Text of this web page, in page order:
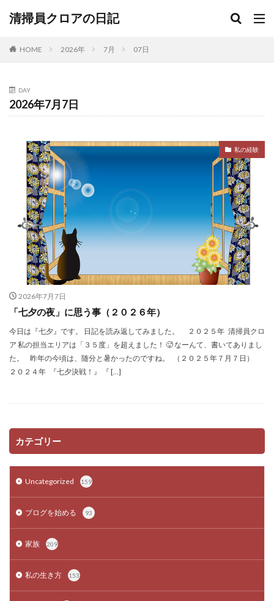
清掃員クロアの日記
HOME 2026年 7月 07日
DAY
2026年7月7日
私の経験
2026年7月7日
「七夕の夜」に思う事（２０２６年）
今日は『七夕』です。 日記を読み返してみました。 ２０２５年 清掃員クロ
ア 私の担当エリアは「３５度」を超えました！ 🥵 なーんて、書いてありまし
た。 昨年の今頃は、随分と暑かったのですね。 （２０２５年７月７日）
２０２４年 『七夕決戦！』 『 […]
カテゴリー
Uncategorized 159
ブログを始める 93
家族 209
私の生き方 153